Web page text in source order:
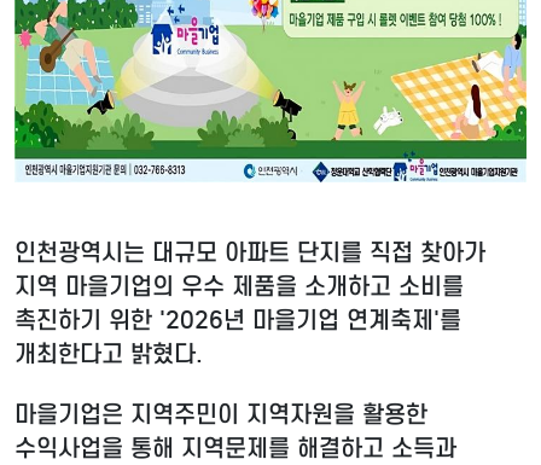
인천광역시는 대규모 아파트 단지를 직접 찾아가
지역 마을기업의 우수 제품을 소개하고 소비를
촉진하기 위한 '2026년 마을기업 연계축제'를
개최한다고 밝혔다.
마을기업은 지역주민이 지역자원을 활용한
수익사업을 통해 지역문제를 해결하고 소득과